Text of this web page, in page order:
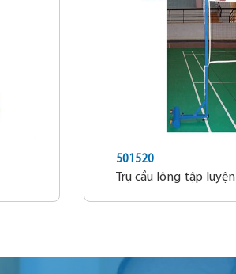
501520
Trụ cầu lông tập luyện